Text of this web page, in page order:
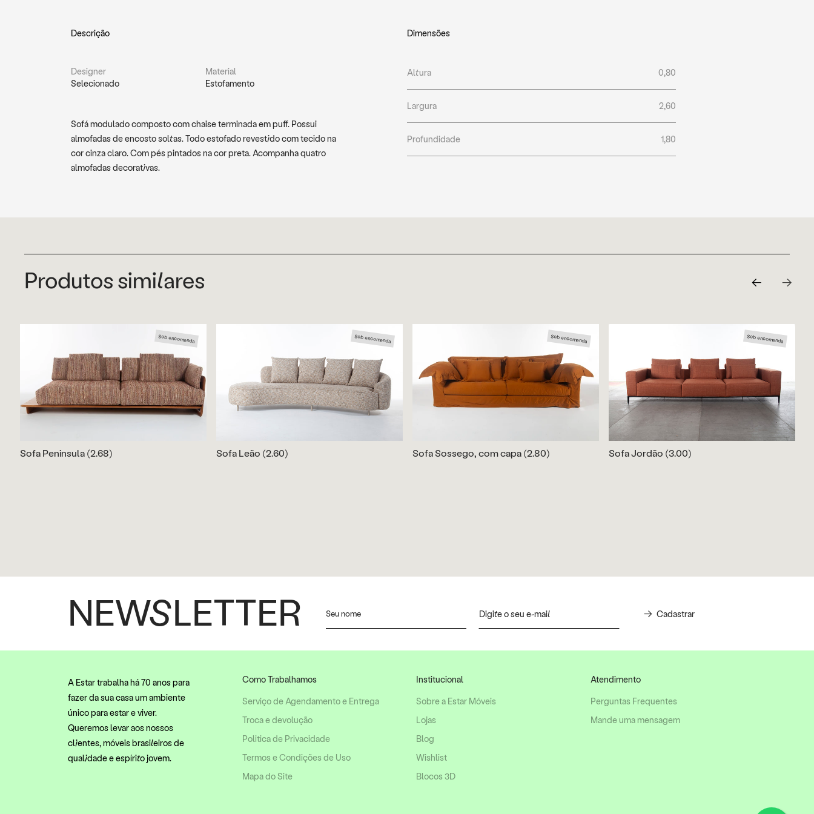
Descrição Dimensões
Designer
Selecionado
Material
Estofamento
Sofá modulado composto com chaise terminada em puff. Possui
almofadas de encosto soltas. Todo estofado revestido com tecido na
cor cinza claro. Com pés pintados na cor preta. Acompanha quatro
almofadas decorativas.
Altura 0,80
Largura 2,60
Profundidade 1,80
Produtos similares
Sob encomenda
Sofa Peninsula (2.68)
Sob encomenda
Sofa Leão (2.60)
Sob encomenda
Sofa Sossego, com capa (2.80)
Sob encomenda
Sofa Jordão (3.00)
NEWSLETTER Cadastrar
A Estar trabalha há 70 anos para
fazer da sua casa um ambiente
único para estar e viver.
Queremos levar aos nossos
clientes, móveis brasileiros de
qualidade e espírito jovem.
Como Trabalhamos
Serviço de Agendamento e Entrega
Troca e devolução
Politica de Privacidade
Termos e Condições de Uso
Mapa do Site
Institucional
Sobre a Estar Móveis
Lojas
Blog
Wishlist
Blocos 3D
Atendimento
Perguntas Frequentes
Mande uma mensagem